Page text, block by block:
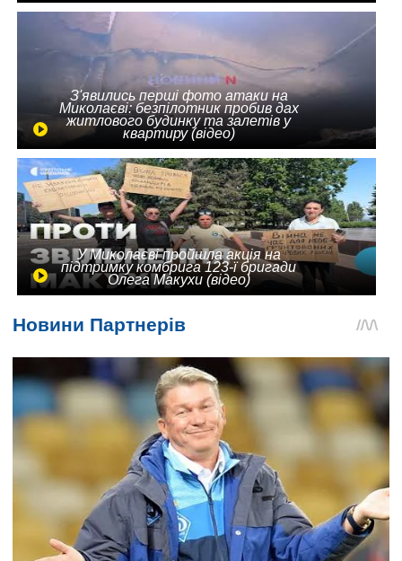
З'явились перші фото атаки на
Миколаєві: безпілотник пробив дах
житлового будинку та залетів у
квартиру (відео)
У Миколаєві пройшла акція на
підтримку комбрига 123-ї бригади
Олега Макухи (відео)